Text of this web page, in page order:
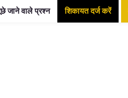
जाने वाले प्रश्न शिकायत दर्ज करें